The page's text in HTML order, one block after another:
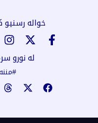
خواله
له نورو